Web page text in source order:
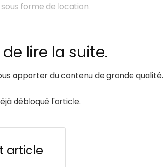
forme de location.
lire la suite.
apporter du contenu de grande qualité.
débloqué l'article.
article